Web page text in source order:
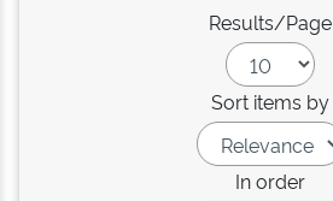
Results/Page
Sort items by
In order